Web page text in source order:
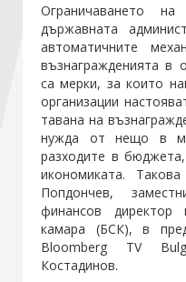
Стани член
Ограничаването
държавната
автоматичните
възнагражденията в
са мерки, за които
организации
тавана на
нужда от нещо в
разходите в
икономиката.
Попдончев,
финансов директор
камара (БСК), в
Bloomberg TV
Костадинов.